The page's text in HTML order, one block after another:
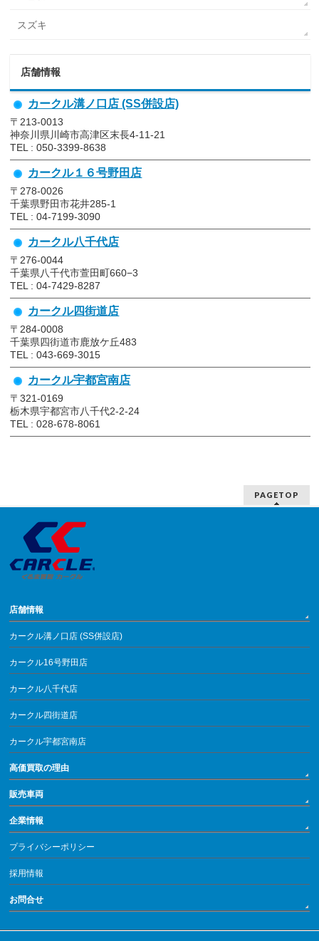
スズキ
店舗情報
カークル溝ノ口店 (SS併設店)
〒213-0013
神奈川県川崎市高津区末長4-11-21
TEL : 050-3399-8638
カークル１６号野田店
〒278-0026
千葉県野田市花井285-1
TEL : 04-7199-3090
カークル八千代店
〒276-0044
千葉県八千代市萱田町660−3
TEL : 04-7429-8287
カークル四街道店
〒284-0008
千葉県四街道市鹿放ケ丘483
TEL : 043-669-3015
カークル宇都宮南店
〒321-0169
栃木県宇都宮市八千代2-2-24
TEL : 028-678-8061
PAGETOP
店舗情報
カークル溝ノ口店 (SS併設店)
カークル16号野田店
カークル八千代店
カークル四街道店
カークル宇都宮南店
高価買取の理由
販売車両
企業情報
プライバシーポリシー
採用情報
お問合せ